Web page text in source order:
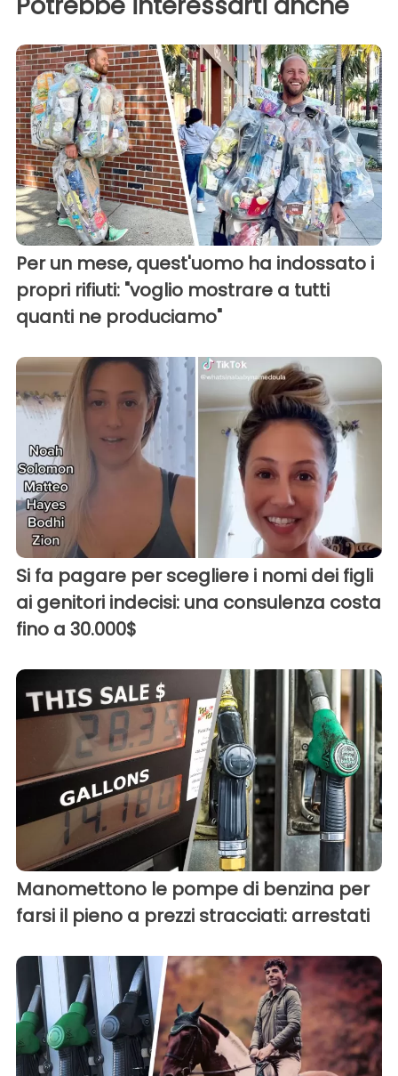
Per un mese, quest'uomo ha indossato i
propri rifiuti: "voglio mostrare a tutti
quanti ne produciamo"
Si fa pagare per scegliere i nomi dei figli
ai genitori indecisi: una consulenza costa
fino a 30.000$
Manomettono le pompe di benzina per
farsi il pieno a prezzi stracciati: arrestati